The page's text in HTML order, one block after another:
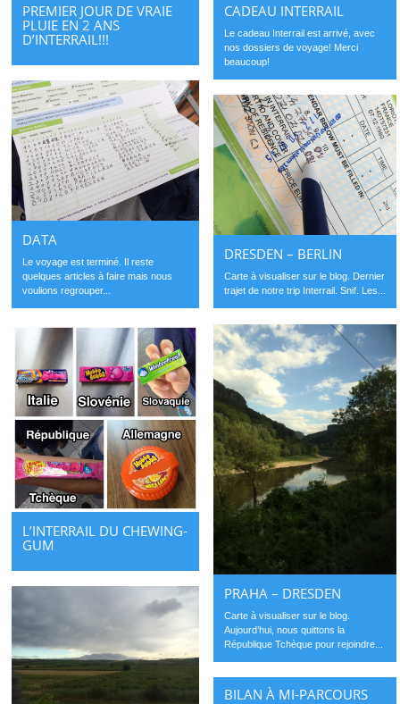
PREMIER JOUR DE VRAIE
PLUIE EN 2 ANS
D’INTERRAIL!!!
CADEAU INTERRAIL
Le cadeau Interrail est arrivé, avec
nos dossiers de voyage! Merci
beaucoup!
DATA
Le voyage est terminé. Il reste
quelques articles à faire mais nous
voulions regrouper...
DRESDEN – BERLIN
Carte à visualiser sur le blog. Dernier
trajet de notre trip Interrail. Snif. Les...
L’INTERRAIL DU CHEWING-
GUM
PRAHA – DRESDEN
Carte à visualiser sur le blog.
Aujourd’hui, nous quittons la
République Tchèque pour rejoindre...
BILAN À MI-PARCOURS